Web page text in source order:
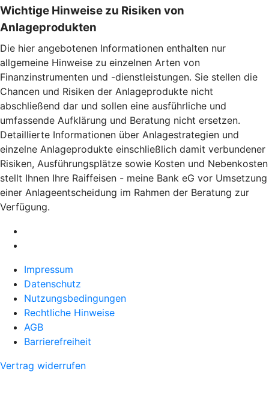
Wichtige Hinweise zu Risiken von
Anlageprodukten
Die hier angebotenen Informationen enthalten nur
allgemeine Hinweise zu einzelnen Arten von
Finanzinstrumenten und -dienstleistungen. Sie stellen die
Chancen und Risiken der Anlageprodukte nicht
abschließend dar und sollen eine ausführliche und
umfassende Aufklärung und Beratung nicht ersetzen.
Detaillierte Informationen über Anlagestrategien und
einzelne Anlageprodukte einschließlich damit verbundener
Risiken, Ausführungsplätze sowie Kosten und Nebenkosten
stellt Ihnen Ihre Raiffeisen - meine Bank eG vor Umsetzung
einer Anlageentscheidung im Rahmen der Beratung zur
Verfügung.
Impressum
Datenschutz
Nutzungsbedingungen
Rechtliche Hinweise
AGB
Barrierefreiheit
Vertrag widerrufen